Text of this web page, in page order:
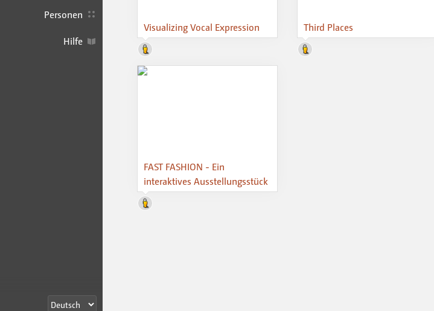
Personen
Hilfe
Visualizing Vocal Expression Third Places
FAST FASHION - Ein
interaktives Ausstellungsstück